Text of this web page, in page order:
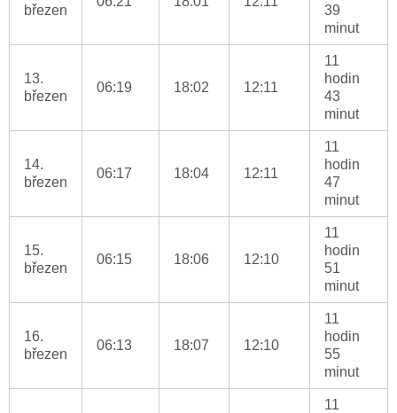
březen
39
minut
13.
březen
06:19 18:02 12:11
11
hodin
43
minut
14.
březen
06:17 18:04 12:11
11
hodin
47
minut
15.
březen
06:15 18:06 12:10
11
hodin
51
minut
16.
březen
06:13 18:07 12:10
11
hodin
55
minut
11